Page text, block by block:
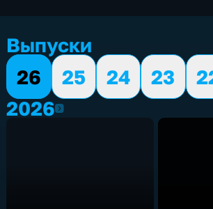
Выпуски
26
25 24 23
20262026